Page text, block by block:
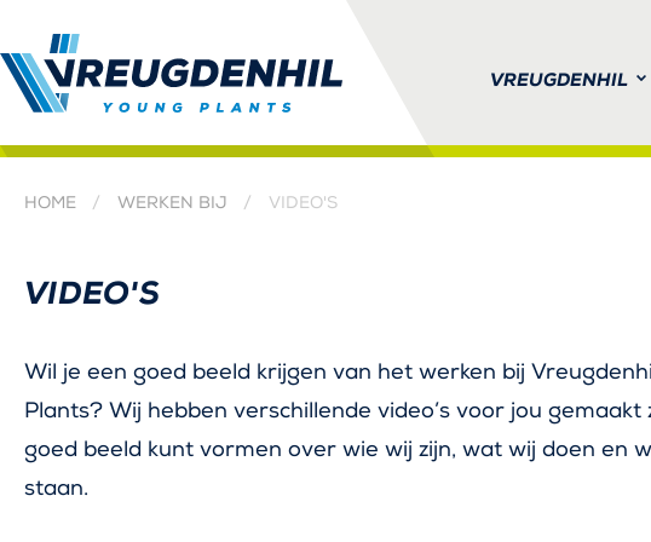
VREUGDENHIL
HOME WERKEN BIJ VIDEO'S
VIDEO'S
Wil je een goed beeld krijgen van het werken bij
Plants? Wij hebben verschillende video’s voor jou gemaakt
goed beeld kunt vormen over wie wij zijn, wat wij doen en
staan.